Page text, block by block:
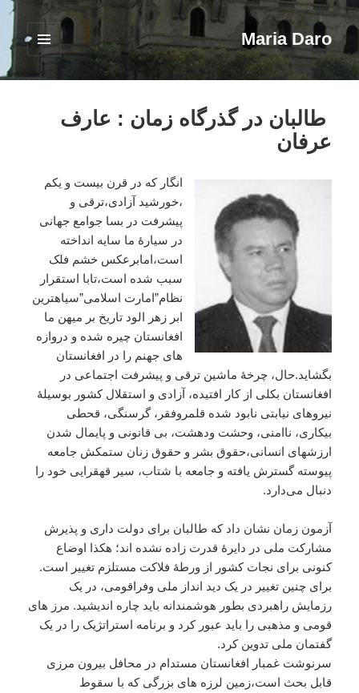
Maria Daro
فهرست
ابزارک‌ها
طالبان در گذرگاه زمان : عارف
عرفان
انگار که در قرن بیست و یکم
،خورشید آزادی،ترقی و
پیشرفت در بسا جوامع جهانی
در سیارهٔ ما سایه انداخته
است،امابرعکس خشم فلک
سبب شده است،تابا استقرار
نظام”امارت اسلامی”سیاهترین
ابر زهر الود تاریخ بر میهن ما
افغانستان چیره شده و دروازه
های جهنم را در افغانستان
بگشاید.حال، چرخهٔ ماشین ترقی و پیشرفت اجتماعی در
افغانستان بکلی از کار افتیده، آزادی و استقلال کشور بوسیلهٔ
نیروهای نیابتی نابود شده قلمروفقر، گرسنگی، قحطی
بیکاری، ناامنی، وحشت ودهشت، بی قانونی و پایمال شدن
ارزشهای انسانی،حقوق بشر و حقوق زنان ستمکش جامعه
پیوسته گسترش یافته و جامعه با شتاب، سیر قهقرایی خود را
دنبال می‌دارد.
آزمون زمان نشان داد که طالبان برای دولت داری و پذیرش
مشارکت ملی در دایرهٔ قدرت زاده نشده اند؛ هکذا اوضاع
کنونی برای نجات کشور از ورطهٔ فلاکت مستلزم تغییر است.
برای چنین تغییر در یک دید انداز ملی وفراقومی، در یک
رزمایش راهبردی بطور هوشمندانه باید چاره اندیشید. مرز های
قومی و مذهبی را باید عبور کرد و برنامه استراتژیک را در یک
گفتمان ملی تدوین کرد.
سرنوشت غمبار افغانستان مستدام در محافل بیرون مرزی
قابل بحث است،زمین لرزه های بزرگی که با سقوط